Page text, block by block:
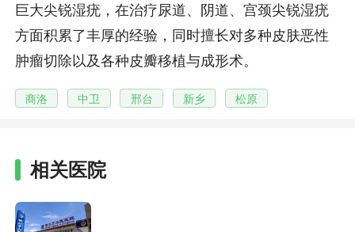
巨大尖锐湿疣，在治疗尿道、阴道、宫颈尖锐湿疣
方面积累了丰厚的经验，同时擅长对多种皮肤恶性
肿瘤切除以及各种皮瓣移植与成形术。
商洛 中卫 邢台 新乡 松原
相关医院